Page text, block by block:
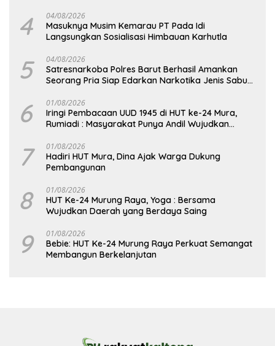
4 04/08/2026
Masuknya Musim Kemarau PT Pada Idi
Langsungkan Sosialisasi Himbauan Karhutla
5 04/08/2026
Satresnarkoba Polres Barut Berhasil Amankan
Seorang Pria Siap Edarkan Narkotika Jenis Sabu
6 01/08/2026
Iringi Pembacaan UUD 1945 di HUT ke-24 Mura,
Rumiadi : Masyarakat Punya Andil Wujudkan
7 01/08/2026
Hadiri HUT Mura, Dina Ajak Warga Dukung
Pembangunan
8 01/08/2026
HUT Ke-24 Murung Raya, Yoga : Bersama
Wujudkan Daerah yang Berdaya Saing
9 01/08/2026
Bebie: HUT Ke-24 Murung Raya Perkuat Semangat
Membangun Berkelanjutan